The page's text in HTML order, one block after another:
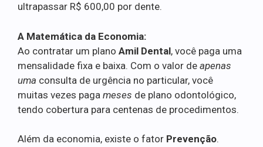
ultrapassar R$ 600,00 por dente.
A Matemática da Economia:
Ao contratar um plano Amil Dental, você paga uma
mensalidade fixa e baixa. Com o valor de apenas
uma consulta de urgência no particular, você
muitas vezes paga meses de plano odontológico,
tendo cobertura para centenas de procedimentos.
Além da economia, existe o fator Prevenção.